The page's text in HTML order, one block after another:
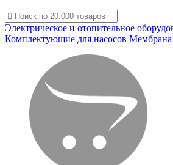
Электрическое и отопительное
Комплектующие для насосов Мембрана